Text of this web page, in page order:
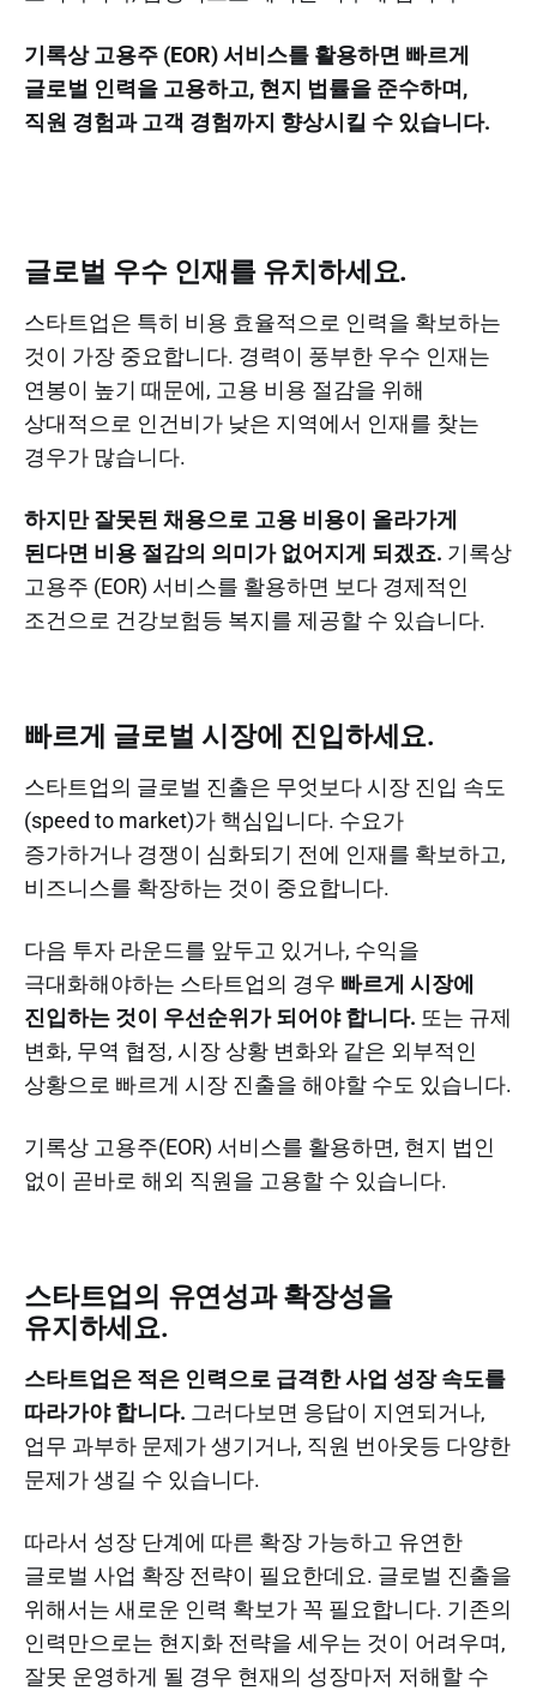
기록상 고용주 (EOR) 서비스를 활용하면 빠르게
글로벌 인력을 고용하고, 현지 법률을 준수하며,
직원 경험과 고객 경험까지 향상시킬 수 있습니다.
글로벌 우수 인재를 유치하세요.
스타트업은 특히 비용 효율적으로 인력을 확보하는
것이 가장 중요합니다. 경력이 풍부한 우수 인재는
연봉이 높기 때문에, 고용 비용 절감을 위해
상대적으로 인건비가 낮은 지역에서 인재를 찾는
경우가 많습니다.
하지만 잘못된 채용으로 고용 비용이 올라가게
된다면 비용 절감의 의미가 없어지게 되겠죠. 기록상
고용주 (EOR) 서비스를 활용하면 보다 경제적인
조건으로 건강보험등 복지를 제공할 수 있습니다.
빠르게 글로벌 시장에 진입하세요.
스타트업의 글로벌 진출은 무엇보다 시장 진입 속도
(speed to market)가 핵심입니다. 수요가
증가하거나 경쟁이 심화되기 전에 인재를 확보하고,
비즈니스를 확장하는 것이 중요합니다.
다음 투자 라운드를 앞두고 있거나, 수익을
극대화해야하는 스타트업의 경우 빠르게 시장에
진입하는 것이 우선순위가 되어야 합니다. 또는 규제
변화, 무역 협정, 시장 상황 변화와 같은 외부적인
상황으로 빠르게 시장 진출을 해야할 수도 있습니다.
기록상 고용주(EOR) 서비스를 활용하면, 현지 법인
없이 곧바로 해외 직원을 고용할 수 있습니다.
스타트업의 유연성과 확장성을
유지하세요.
스타트업은 적은 인력으로 급격한 사업 성장 속도를
따라가야 합니다. 그러다보면 응답이 지연되거나,
업무 과부하 문제가 생기거나, 직원 번아웃등 다양한
문제가 생길 수 있습니다.
따라서 성장 단계에 따른 확장 가능하고 유연한
글로벌 사업 확장 전략이 필요한데요. 글로벌 진출을
위해서는 새로운 인력 확보가 꼭 필요합니다. 기존의
인력만으로는 현지화 전략을 세우는 것이 어려우며,
잘못 운영하게 될 경우 현재의 성장마저 저해할 수